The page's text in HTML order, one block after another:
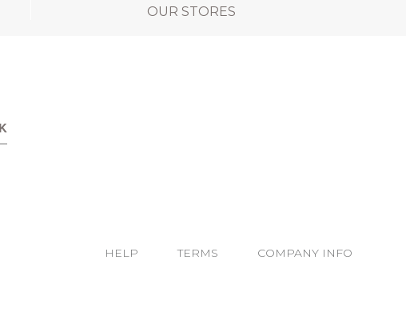
OUR STORES
HELP TERMS COMPANY INFO